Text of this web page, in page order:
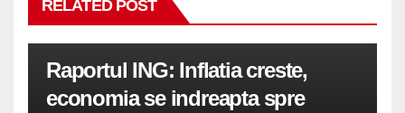
RELATED POST
Raportul ING: Inflatia creste,
economia se indreapta spre